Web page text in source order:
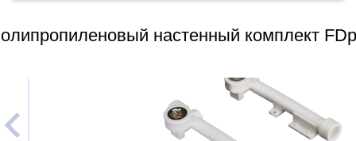
настенный комплект